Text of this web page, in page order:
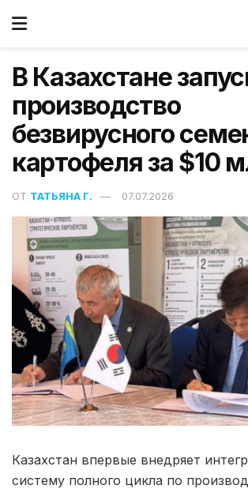
В Казахстане
производство
безвирусного
картофеля за $10
ОТ ТАТЬЯНА Г. 07.07.2026
Казахстан впервые внедряет
систему полного цикла по